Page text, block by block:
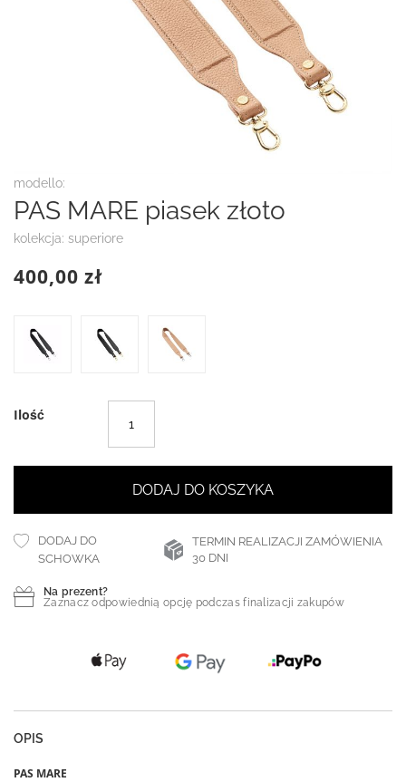
modello:
PAS MARE piasek złoto
kolekcja: superiore
400,00 zł
Ilość
DODAJ DO KOSZYKA
DODAJ DO
SCHOWKA
TERMIN REALIZACJI ZAMÓWIENIA
30 DNI
Na prezent?
Zaznacz odpowiednią opcję podczas finalizacji zakupów
OPIS
PAS MARE
Przejdź
na
początek
galerii